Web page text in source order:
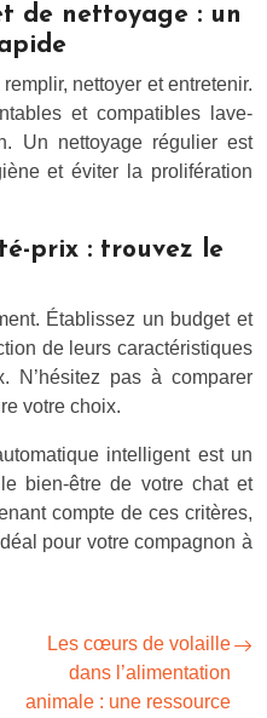
de nettoyage : un
nettoyer et entretenir.
et compatibles lave-
Un nettoyage régulier est
et éviter la prolifération
prix : trouvez le
Établissez un budget et
de leurs caractéristiques
N’hésitez pas à comparer
votre choix.
intelligent est un
bien-être de votre chat et
compte de ces critères,
pour votre compagnon à
Les cœurs de volaille
dans l’alimentation
animale : une ressource